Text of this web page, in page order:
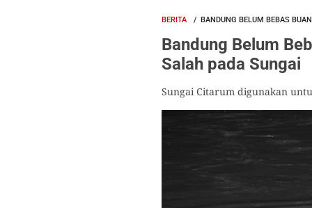
BERITA BANDUNG BELUM BEBAS
Bandung Belum
Salah pada Sungai
Sungai Citarum digunakan